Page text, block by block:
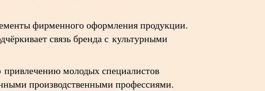
фирменного оформления продукции.
связь бренда с культурными
молодых специалистов
производственными профессиями.